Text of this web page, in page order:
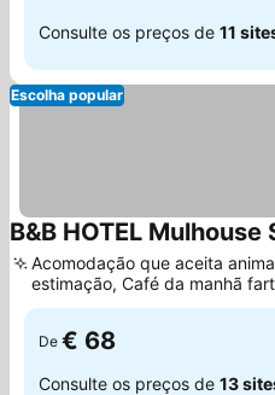
Consulte os preços de 11
Escolha popular
B&B HOTEL Mulhouse
Acomodação que aceita
estimação, Café da manhã
estilo buffet
De € 68
Consulte os preços de 13